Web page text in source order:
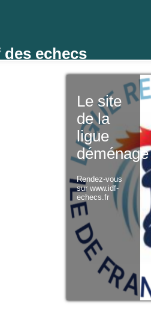
echecs
Le site
de la
ligue
déménage
Rendez-vous
sur www.idf-
echecs.fr